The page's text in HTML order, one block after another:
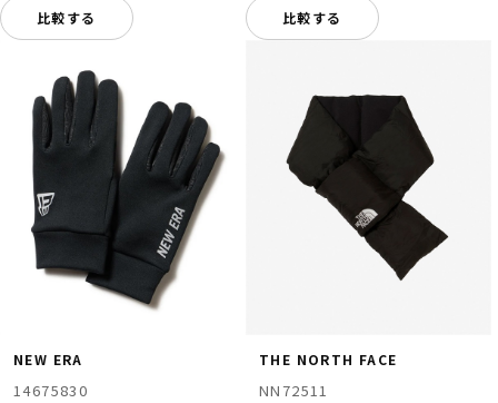
比較する 比較する
NEW ERA
14675830
THE NORTH FACE
NN72511